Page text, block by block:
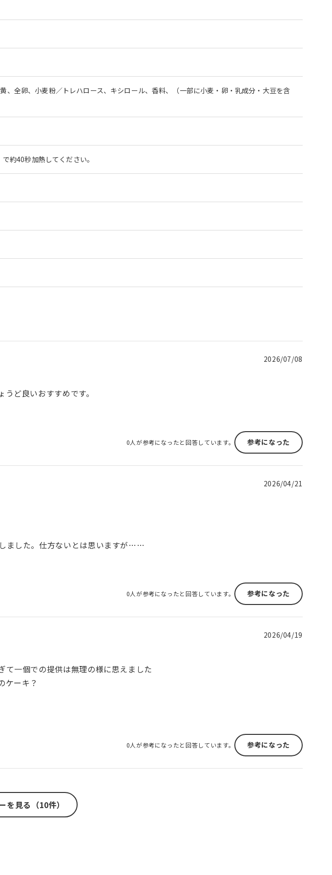
、全卵、小麦粉／トレハロース、キシロール、香料、（一部に小麦・卵・乳成分・大豆を含
約40秒加熱してください。
2026/07/08
ど良いおすすめです。
0人が参考になったと回答しています。 参考になった
2026/04/21
ました。仕方ないとは思いますが……
0人が参考になったと回答しています。 参考になった
2026/04/19
て一個での提供は無理の様に思えました
ケーキ？
0人が参考になったと回答しています。 参考になった
を見る（10件）